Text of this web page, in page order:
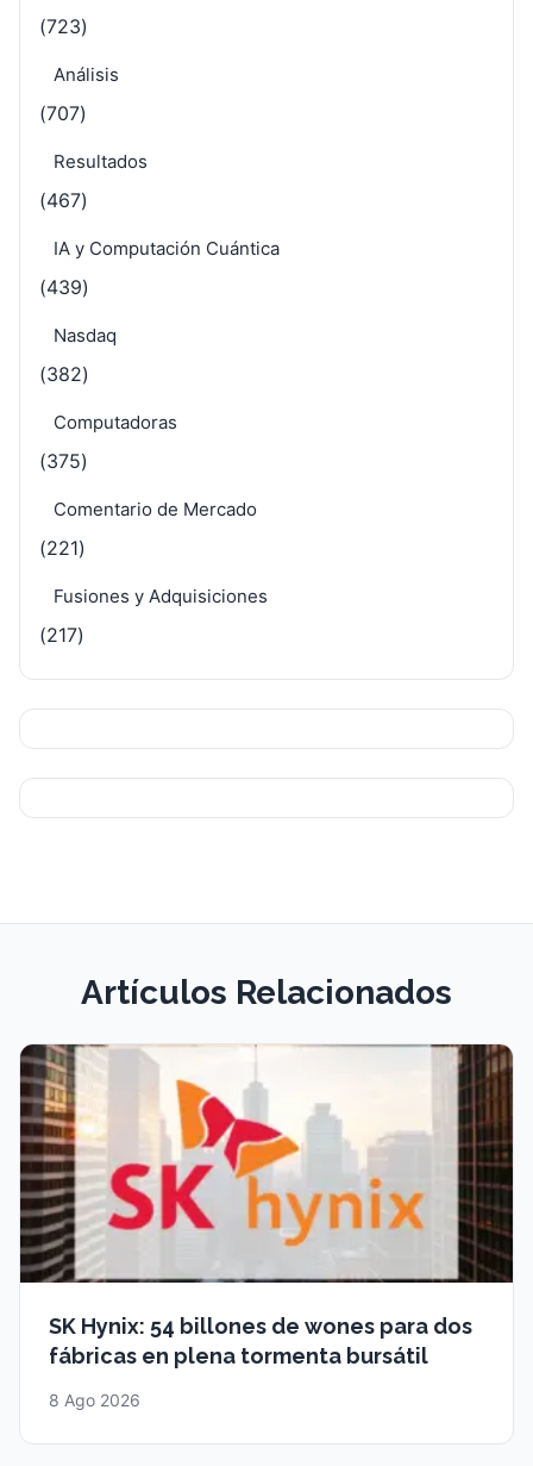
(723)
Análisis
(707)
Resultados
(467)
IA y Computación Cuántica
(439)
Nasdaq
(382)
Computadoras
(375)
Comentario de Mercado
(221)
Fusiones y Adquisiciones
(217)
Artículos Relacionados
SK Hynix: 54 billones de wones para dos
fábricas en plena tormenta bursátil
8 Ago 2026